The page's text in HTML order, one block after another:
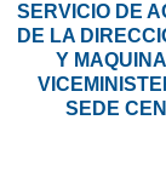
SERVICIO DE
DE LA
Y
SEDE